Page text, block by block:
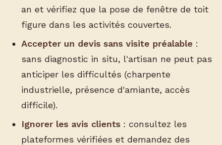
an et vérifiez que la pose de fenêtre de toit
figure dans les activités couvertes.
Accepter un devis sans visite préalable :
sans diagnostic in situ, l'artisan ne peut pas
anticiper les difficultés (charpente
industrielle, présence d'amiante, accès
difficile).
Ignorer les avis clients: consultez les
plateformes vérifiées et demandez des